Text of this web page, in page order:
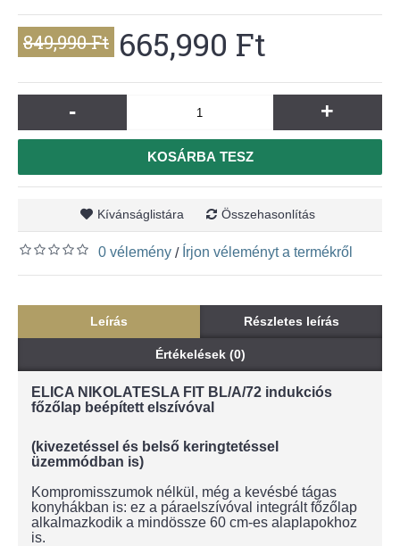
849,990 Ft 665,990 Ft
- +
KOSÁRBA TESZ
Kívánságlistára Összehasonlítás
0 vélemény / Írjon véleményt a termékről
Leírás Részletes leírás
Értékelések (0)
ELICA NIKOLATESLA FIT BL/A/72 indukciós
főzőlap beépített elszívóval
(kivezetéssel és belső keringtetéssel
üzemmódban is)
Kompromisszumok nélkül, még a kevésbé tágas
konyhákban is: ez a páraelszívóval integrált főzőlap
alkalmazkodik a mindössze 60 cm-es alaplapokhoz
is.